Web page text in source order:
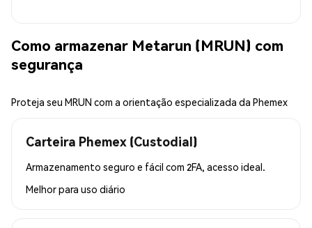
Como armazenar Metarun (MRUN) com
segurança
Proteja seu MRUN com a orientação especializada da Phemex
Carteira Phemex (Custodial)
Armazenamento seguro e fácil com 2FA, acesso ideal.
Melhor para uso diário